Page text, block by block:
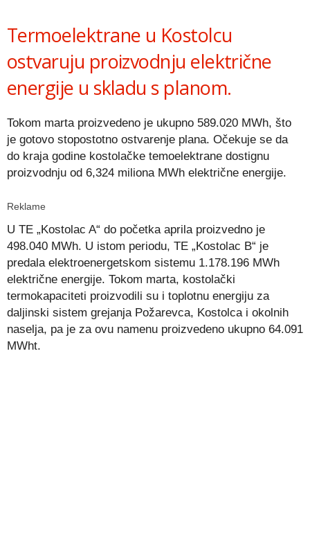
Termoelektrane u Kostolcu
ostvaruju proizvodnju električne
energije u skladu s planom.
Tokom marta proizvedeno je ukupno 589.020 MWh, što
je gotovo stopostotno ostvarenje plana. Očekuje se da
do kraja godine kostolačke temoelektrane dostignu
proizvodnju od 6,324 miliona MWh električne energije.
Reklame
U TE „Kostolac A“ do početka aprila proizvedno je
498.040 MWh. U istom periodu, TE „Kostolac B“ je
predala elektroenergetskom sistemu 1.178.196 MWh
električne energije. Tokom marta, kostolački
termokapaciteti proizvodili su i toplotnu energiju za
daljinski sistem grejanja Požarevca, Kostolca i okolnih
naselja, pa je za ovu namenu proizvedeno ukupno 64.091
MWht.